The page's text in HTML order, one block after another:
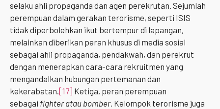
selaku ahli propaganda dan agen perekrutan. Sejumlah
perempuan dalam gerakan terorisme, seperti ISIS
tidak diperbolehkan ikut bertempur di lapangan,
melainkan diberikan peran khusus di media sosial
sebagai ahli propaganda, pendakwah, dan perekrut
dengan menerapkan cara-cara rekruitmen yang
mengandalkan hubungan pertemanan dan
kekerabatan.[17] Ketiga, peran perempuan
sebagai fighter atau bomber. Kelompok terorisme juga